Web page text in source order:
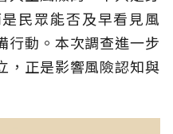
民眾能否及早看見風
行動。本次調查進一步
，正是影響風險認知與